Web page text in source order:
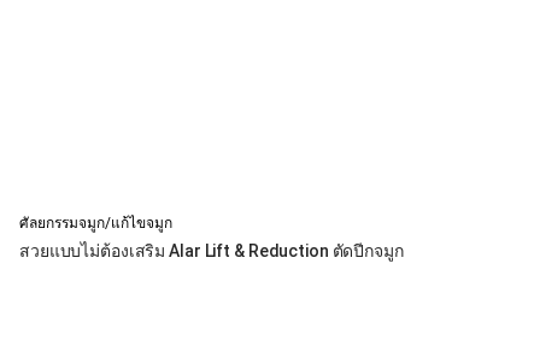
ศัลยกรรมจมูก/แก้ไขจมูก
สวยแบบไม่ต้องเสริม Alar Lift & Reduction ตัดปีกจมูก